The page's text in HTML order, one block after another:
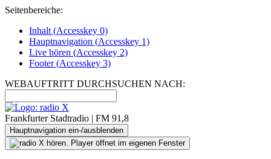
Seitenbereiche:
Inhalt (Accesskey 0)
Hauptnavigation (Accesskey 1)
Live hören (Accesskey 2)
Footer(Accesskey 3)
WEBAUFTRITT DURCHSUCHEN NACH:
Frankfurter Stadtradio | FM 91,8
Hauptnavigation ein-/ausblenden